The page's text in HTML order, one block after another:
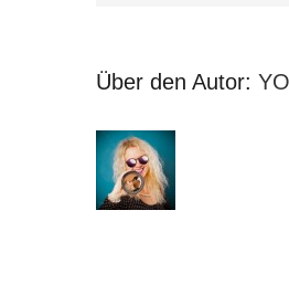
Über den Autor: